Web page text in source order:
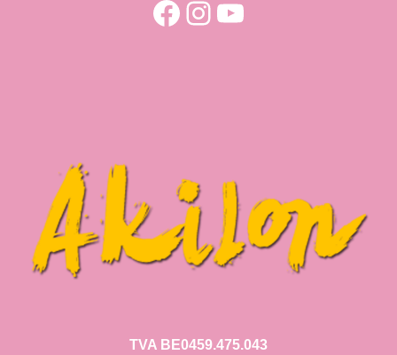
Facebook
Instagram
YouTube
TVA BE0459.475.043